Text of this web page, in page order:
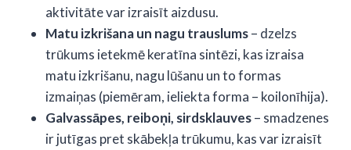
aktivitāte var izraisīt aizdusu.
Matu izkrišana un nagu trauslums– dzelzs
trūkums ietekmē keratīna sintēzi, kas izraisa
matu izkrišanu, nagu lūšanu un to formas
izmaiņas (piemēram, ieliekta forma – koilonīhija).
Galvassāpes, reiboņi, sirdsklauves– smadzenes
ir jutīgas pret skābekļa trūkumu, kas var izraisīt